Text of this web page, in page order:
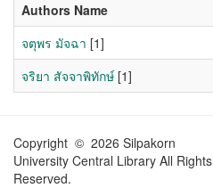
Authors Name
จตุพร มัจฉา [1]
จริยา สัจจาพิทักษ์ [1]
Copyright © 2026 Silpakorn
University Central Library All Rights
Reserved.